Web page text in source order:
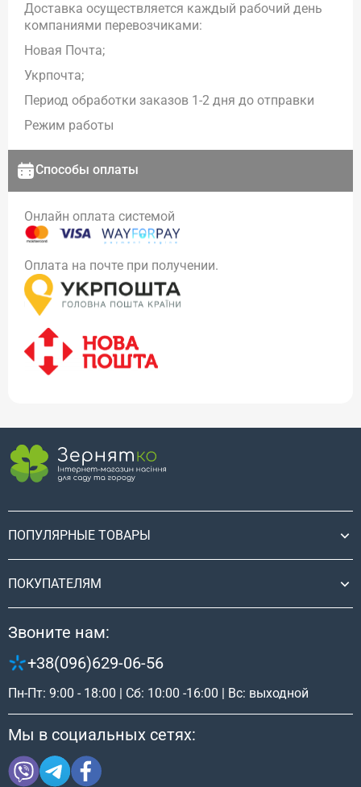
Доставка осуществляется каждый рабочий день
компаниями перевозчиками:
Новая Почта;
Укрпочта;
Период обработки заказов 1-2 дня до отправки
Режим работы
Способы оплаты
Онлайн оплата системой
Оплата на почте при получении.
ПОПУЛЯРНЫЕ ТОВАРЫ
ПОКУПАТЕЛЯМ
Звоните нам:
+38(096)629-06-56
Пн-Пт: 9:00 - 18:00 | Сб: 10:00 -16:00 | Вс: выходной
Мы в социальных сетях: